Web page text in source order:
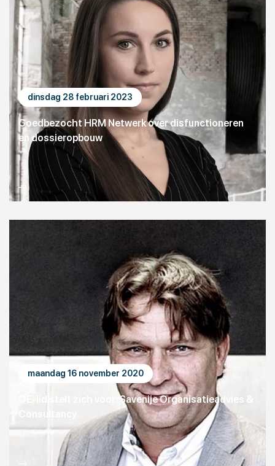
dinsdag 28 februari 2023
Goedbezocht HRM Netwerk over disfunctioneren
en dossieropbouw
maandag 16 november 2020
OE-lid stelt zich voor: Savenije Organisatieadvies &
Consultancy